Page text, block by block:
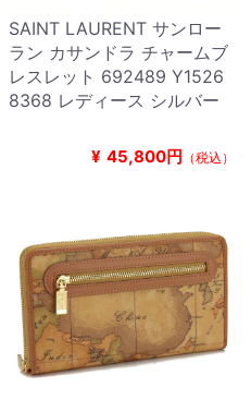
SAINT LAURENT サンロー
ラン カサンドラ チャームブ
レスレット 692489 Y1526
8368 レディース シルバー
¥ 45,800円 （税込）